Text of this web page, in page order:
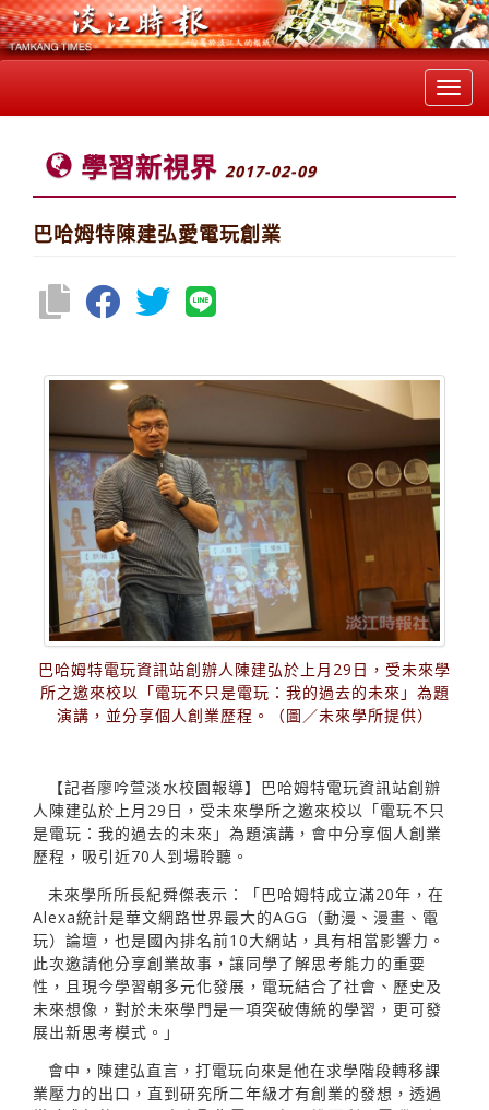
學習新視界 2017-02-09
巴哈姆特陳建弘愛電玩創業
巴哈姆特電玩資訊站創辦人陳建弘於上月29日，受未來學
所之邀來校以「電玩不只是電玩：我的過去的未來」為題
演講，並分享個人創業歷程。（圖／未來學所提供）
【記者廖吟萱淡水校園報導】巴哈姆特電玩資訊站創辦
人陳建弘於上月29日，受未來學所之邀來校以「電玩不只
是電玩：我的過去的未來」為題演講，會中分享個人創業
歷程，吸引近70人到場聆聽。
未來學所所長紀舜傑表示：「巴哈姆特成立滿20年，在
Alexa統計是華文網路世界最大的AGG（動漫、漫畫、電
玩）論壇，也是國內排名前10大網站，具有相當影響力。
此次邀請他分享創業故事，讓同學了解思考能力的重要
性，且現今學習朝多元化發展，電玩結合了社會、歷史及
未來想像，對於未來學門是一項突破傳統的學習，更可發
展出新思考模式。」
會中，陳建弘直言，打電玩向來是他在求學階段轉移課
業壓力的出口，直到研究所二年級才有創業的發想，透過